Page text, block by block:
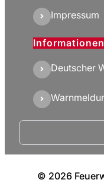
Impressum
Informationen
Deutscher
Suchen
© 2026